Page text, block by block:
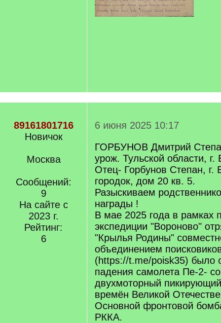
89161801716
Новичок
Москва
Сообщений:
9
На сайте с
2023 г.
Рейтинг:
6
6 июня 2025 10:17
ГОРБУНОВ Дмитрий
урож. Тульской области,
Отец- Горбунов Степан,
городок, дом 20 кв. 5.
Разыскиваем
награды !
В мае 2025 года в рамках
экспедиции "Вороново"
"Крылья Родины"
объединением
(https://t.me/poisk35) было
падения самолета Пе-2-
двухмоторный
времён Великой
Основной фронтовой
РККА.